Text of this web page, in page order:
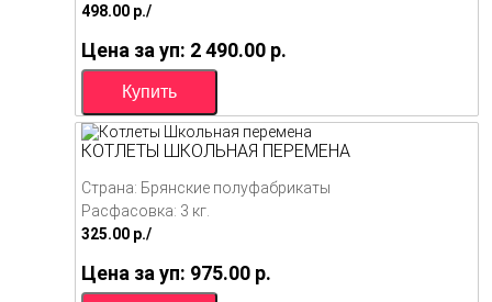
498.00 p./
Цена за уп: 2 490.00 p.
КОТЛЕТЫ ШКОЛЬНАЯ ПЕРЕМЕНА
Страна: Брянские полуфабрикаты
Расфасовка: 3 кг.
325.00 p./
Цена за уп: 975.00 p.